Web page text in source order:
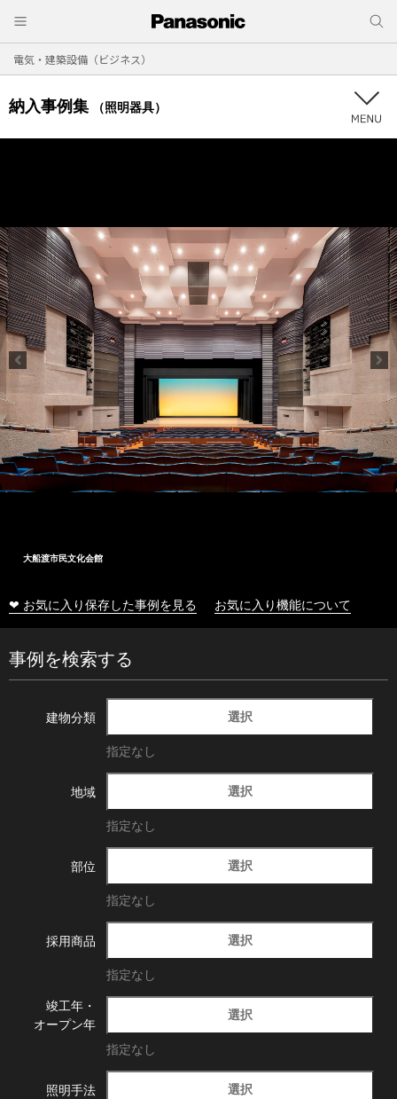
電気・建築設備（ビジネス）
納入事例集 （照明器具）
大船渡市民文化会館
❤ お気に入り保存した事例を見る お気に入り機能について
事例を検索する
建物分類 選択
指定なし
地域 選択
指定なし
部位 選択
指定なし
採用商品 選択
指定なし
竣工年・
オープン年
選択
指定なし
照明手法 選択